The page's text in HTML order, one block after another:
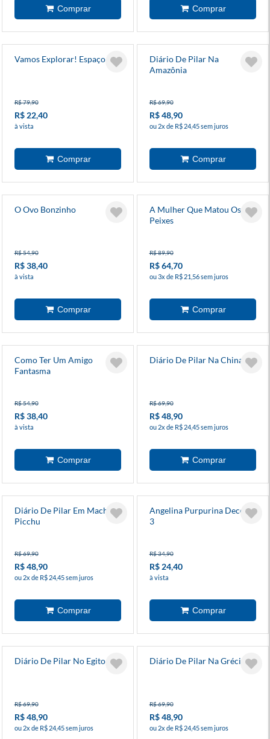
Vamos Explorar! Espaço
R$ 79,90
R$ 22,40
à vista
Diário De Pilar Na
Amazônia
R$ 69,90
R$ 48,90
ou 2x de R$ 24,45 sem juros
O Ovo Bonzinho
R$ 54,90
R$ 38,40
à vista
A Mulher Que Matou Os
Peixes
R$ 89,90
R$ 64,70
ou 3x de R$ 21,56 sem juros
Como Ter Um Amigo
Fantasma
R$ 54,90
R$ 38,40
à vista
Diário De Pilar Na China
R$ 69,90
R$ 48,90
ou 2x de R$ 24,45 sem juros
Diário De Pilar Em Machu
Picchu
R$ 69,90
R$ 48,90
ou 2x de R$ 24,45 sem juros
Angelina Purpurina Decola
3
R$ 34,90
R$ 24,40
à vista
Diário De Pilar No Egito
R$ 69,90
R$ 48,90
ou 2x de R$ 24,45 sem juros
Diário De Pilar Na Grécia
R$ 69,90
R$ 48,90
ou 2x de R$ 24,45 sem juros